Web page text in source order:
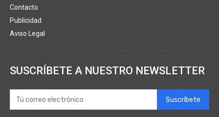
Contacto
Publicidad
Aviso Legal
SUSCRÍBETE A NUESTRO NEWSLETTER
Suscríbete